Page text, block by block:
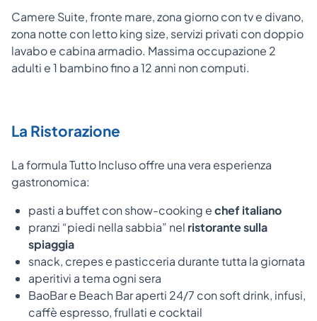
Camere Suite, fronte mare, zona giorno con tv e divano,
zona notte con letto king size, servizi privati con doppio
lavabo e cabina armadio. Massima occupazione 2
adulti e 1 bambino fino a 12 anni non computi.
La Ristorazione
La formula Tutto Incluso offre una vera esperienza
gastronomica:
pasti a buffet con show-cooking echef italiano
pranzi “piedi nella sabbia” nel ristorante sulla
spiaggia
snack, crepes e pasticceria durante tutta la giornata
aperitivi a tema ogni sera
BaoBar e Beach Bar aperti 24/7 con soft drink, infusi,
caffè espresso, frullati e cocktail